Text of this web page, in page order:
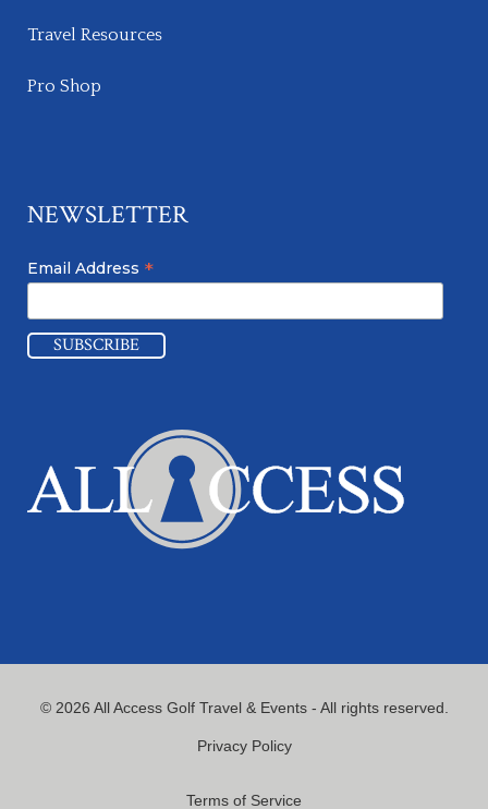
Travel Resources
Pro Shop
NEWSLETTER
Email Address *
© 2026 All Access Golf Travel & Events - All rights reserved.
Privacy Policy
Terms of Service